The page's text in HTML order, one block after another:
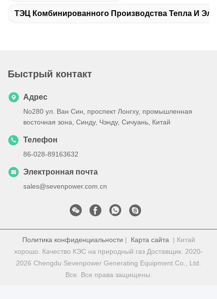
ТЭЦ Комбинированного Производства Тепла И
Быстрый контакт
Адрес
No280 ул. Ван Син, проспект Лонгху, промышленная
восточная зона, Синду, Чэнду, Сичуань, Китай
Телефон
86-028-89163632
Электронная почта
sales@sevenpower.com.cn
Политика конфиденциальности | Карта сайта | Китай
хорошо. Качество КЭС на природный газ Доставщик. 2020-
2026 Chengdu Sevenpower Generating Equipment Co., Ltd.
Все. Все права защищены.